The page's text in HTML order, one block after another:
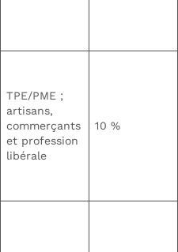
TPE/PME ;
artisans,
commerçants
et profession
libérale
10 %